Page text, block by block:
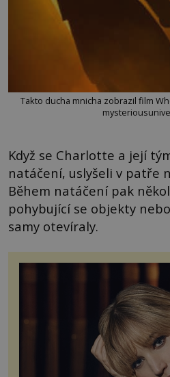
Takto ducha mnicha zobrazil film
Když se Charlotte a její
natáčení, uslyšeli v patře
Během natáčení pak
pohybující se objekty
samy otevíraly.